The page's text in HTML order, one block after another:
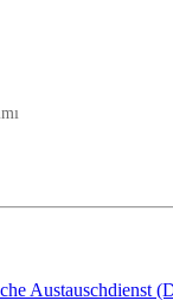
Austauschdienst